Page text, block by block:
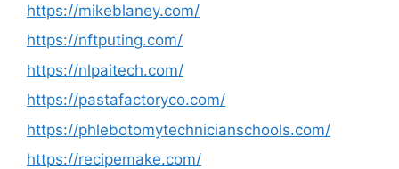
https://mikeblaney.com/
https://nftputing.com/
https://nlpaitech.com/
https://pastafactoryco.com/
https://phlebotomytechnicianschools.com/
https://recipemake.com/